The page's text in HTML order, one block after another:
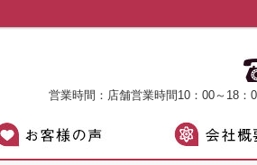
営業時間：店舗営業時間10：00～18：